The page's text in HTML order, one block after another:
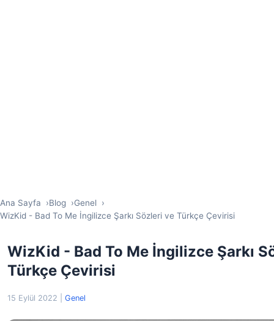
Ana Sayfa Blog
Genel
WizKid - Bad To Me İngilizce Şarkı Sözleri ve Türkçe Çevirisi
WizKid - Bad To Me İngilizce Şarkı
Türkçe Çevirisi
15 Eylül 2022 Genel